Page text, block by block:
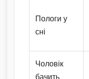
Пологи у
сні
Чоловік
бачить